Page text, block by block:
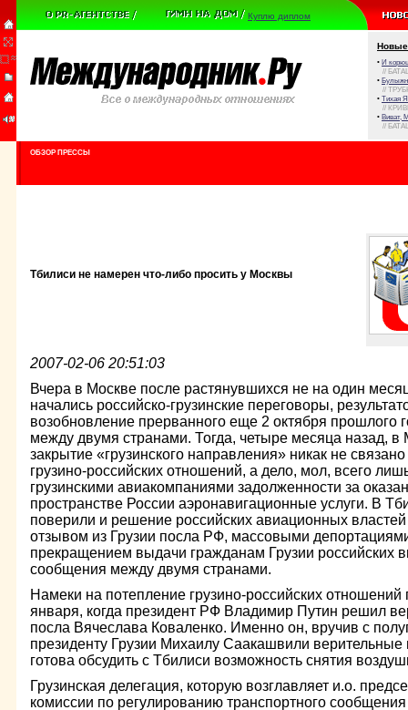
Куплю диплом
Новые
• И
//
•
//
• Тихая
//
• Виват,
//
ОБЗОР ПРЕССЫ
Тбилиси не намерен что-либо просить у Москвы
2007-02-06 20:51:03
Вчера в Москве после растянувшихся не на один
начались российско-грузинские переговоры,
возобновление прерванного еще 2 октября прошлого
между двумя странами. Тогда, четыре месяца назад, в
закрытие «грузинского направления» никак не
грузино-российских отношений, а дело, мол, всего
грузинскими авиакомпаниями задолженности за
пространстве России аэронавигационные услуги. В
поверили и решение российских авиационных
отзывом из Грузии посла РФ, массовыми
прекращением выдачи гражданам Грузии российских
сообщения между двумя странами.
Намеки на потепление грузино-российских отношений
января, когда президент РФ Владимир Путин решил
посла Вячеслава Коваленко. Именно он, вручив с
президенту Грузии Михаилу Саакашвили
готова обсудить с Тбилиси возможность снятия
Грузинская делегация, которую возглавляет и.о.
комиссии по регулированию транспортного